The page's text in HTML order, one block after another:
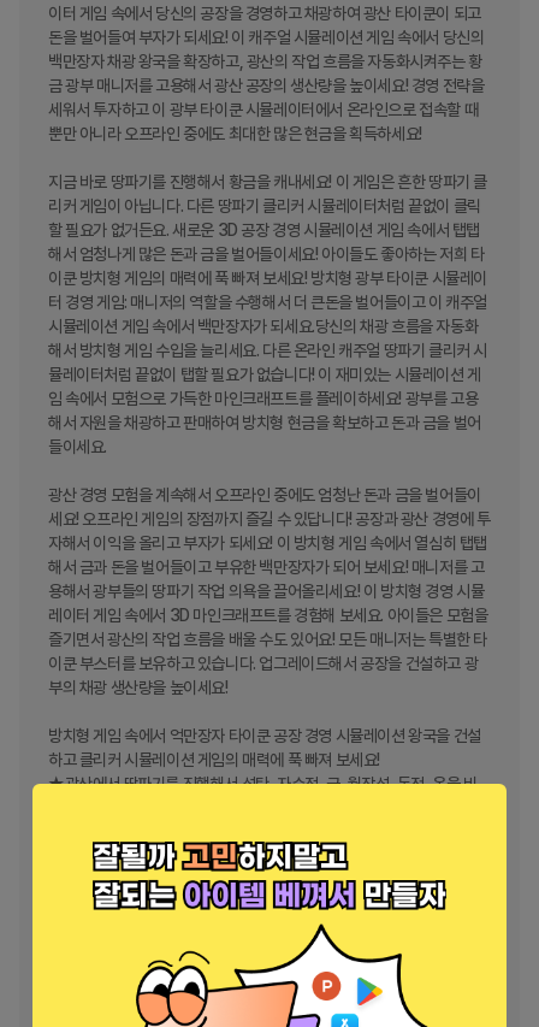
이터 게임 속에서 당신의 공장을 경영하고 채광하여 광산 타이쿤이 되고
돈을 벌어들여 부자가 되세요! 이 캐주얼 시뮬레이션 게임 속에서 당신의
백만장자 채광 왕국을 확장하고, 광산의 작업 흐름을 자동화시켜주는 황
금 광부 매니저를 고용해서 광산 공장의 생산량을 높이세요! 경영 전략을
세워서 투자하고 이 광부 타이쿤 시뮬레이터에서 온라인으로 접속할 때
뿐만 아니라 오프라인 중에도 최대한 많은 현금을 획득하세요!
지금 바로 땅파기를 진행해서 황금을 캐내세요! 이 게임은 흔한 땅파기 클
리커 게임이 아닙니다. 다른 땅파기 클리커 시뮬레이터처럼 끝없이 클릭
할 필요가 없거든요. 새로운 3D 공장 경영 시뮬레이션 게임 속에서 탭탭
해서 엄청나게 많은 돈과 금을 벌어들이세요! 아이들도 좋아하는 저희 타
이쿤 방치형 게임의 매력에 푹 빠져 보세요! 방치형 광부 타이쿤 시뮬레이
터 경영 게임: 매니저의 역할을 수행해서 더 큰돈을 벌어들이고 이 캐주얼
시뮬레이션 게임 속에서 백만장자가 되세요.당신의 채광 흐름을 자동화
해서 방치형 게임 수입을 늘리세요. 다른 온라인 캐주얼 땅파기 클리커 시
뮬레이터처럼 끝없이 탭할 필요가 없습니다! 이 재미있는 시뮬레이션 게
임 속에서 모험으로 가득한 마인크래프트를 플레이하세요! 광부를 고용
해서 자원을 채광하고 판매하여 방치형 현금을 확보하고 돈과 금을 벌어
들이세요.
광산 경영 모험을 계속해서 오프라인 중에도 엄청난 돈과 금을 벌어들이
세요! 오프라인 게임의 장점까지 즐길 수 있답니다! 공장과 광산 경영에 투
자해서 이익을 올리고 부자가 되세요! 이 방치형 게임 속에서 열심히 탭탭
해서 금과 돈을 벌어들이고 부유한 백만장자가 되어 보세요! 매니저를 고
용해서 광부들의 땅파기 작업 의욕을 끌어올리세요! 이 방치형 경영 시뮬
레이터 게임 속에서 3D 마인크래프트를 경험해 보세요. 아이들은 모험을
즐기면서 광산의 작업 흐름을 배울 수도 있어요! 모든 매니저는 특별한 타
이쿤 부스터를 보유하고 있습니다. 업그레이드해서 공장을 건설하고 광
부의 채광 생산량을 높이세요!
방치형 게임 속에서 억만장자 타이쿤 공장 경영 시뮬레이션 왕국을 건설
하고 클리커 시뮬레이션 게임의 매력에 푹 빠져 보세요!
★광산에서 땅파기를 진행해서 석탄, 자수정, 금, 월장석, 동전, 옥을 비
수 있습니다.
★이 광산 관리 머니 시뮬레이터에서 엄청난 양의 석탄과 금을 파내세요!
★다른 땅파기 게임이나 돈 모으기 게임과는 완전히 다릅니다!
★이 타이쿤 시뮬레이션 게임 속에서는 진정한 금광 매니저가 될 수 있어
이 오프라인 방치형 타이쿤 채광 시뮬레이터 게임 속에서 돈을 벌어들이